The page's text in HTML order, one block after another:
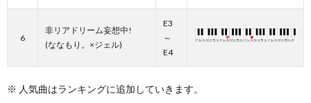
6
非リアドリーム妄想中!
(ななもり。×ジェル)
E3
～
E4
※ 人気曲はランキングに追加していきます。